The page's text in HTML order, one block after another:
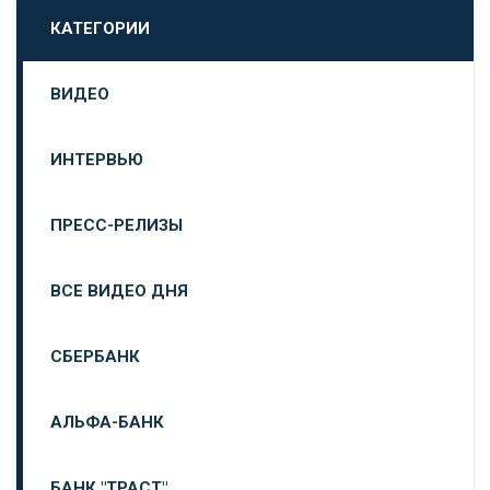
КАТЕГОРИИ
ВИДЕО
ИНТЕРВЬЮ
ПРЕСС-РЕЛИЗЫ
ВСЕ ВИДЕО ДНЯ
СБЕРБАНК
АЛЬФА-БАНК